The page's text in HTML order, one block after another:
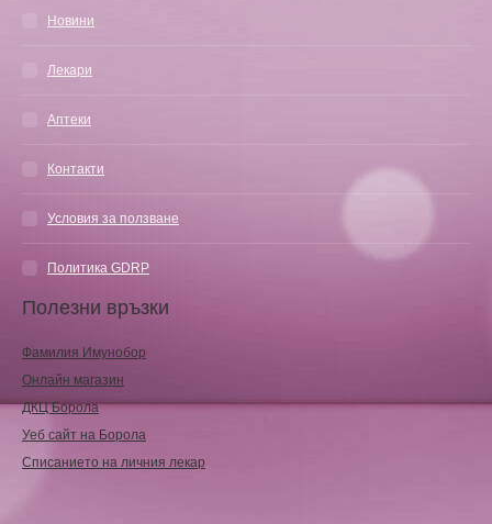
Новини
Лекари
Аптеки
Контакти
Условия за ползване
Политика GDRP
Полезни връзки
Фамилия Имунобор
Онлайн магазин
ДКЦ Борола
Уеб сайт на Борола
Списанието на личния лекар